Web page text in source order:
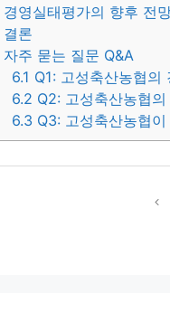
경영실태평가의 향후 전
결론
자주 묻는 질문 Q&A
6.1 Q1: 고성축산농협의
6.2 Q2: 고성축산농협
6.3 Q3: 고성축산농협